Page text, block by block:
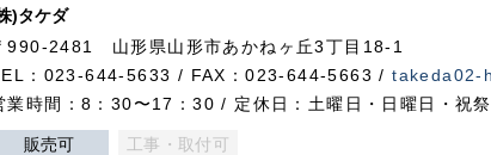
)タケダ
990-2481 山形県山形市あかねヶ丘3丁目18-1
：023-644-5633 / FAX：023-644-5663 /takeda02-
業時間：8：30〜17：30 / 定休日：土曜日・日曜日・祝祭
販売可 工事・取付可